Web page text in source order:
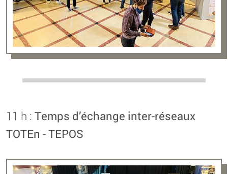
11 h : Temps d’échange inter-réseaux
TOTEn - TEPOS